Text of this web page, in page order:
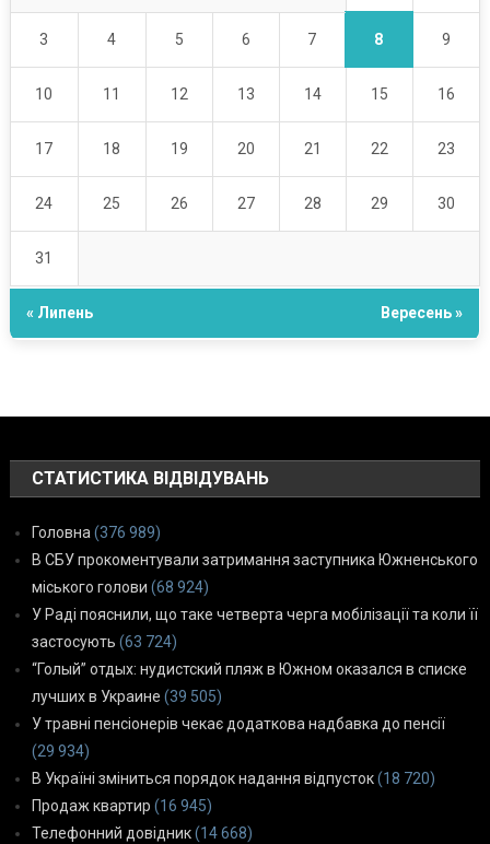
3 4 5 6 7 8 9
10 11 12 13 14 15 16
17 18 19 20 21 22 23
24 25 26 27 28 29 30
31
« Липень Вересень »
СТАТИСТИКА ВІДВІДУВАНЬ
Головна(376 989)
В СБУ прокоментували затримання заступника Южненського
міського голови (68 924)
У Раді пояснили, що таке четверта черга мобілізації та коли її
застосують (63 724)
“Голый” отдых: нудистский пляж в Южном оказался в списке
лучших в Украине (39 505)
У травні пенсіонерів чекає додаткова надбавка до пенсії
(29 934)
В Україні зміниться порядок надання відпусток(18 720)
Продаж квартир (16 945)
Телефонний довідник(14 668)